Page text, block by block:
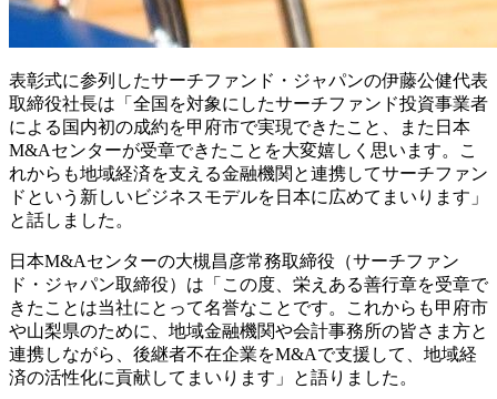
表彰式に参列したサーチファンド・ジャパンの伊藤公健代表
取締役社長は「全国を対象にしたサーチファンド投資事業者
による国内初の成約を甲府市で実現できたこと、また日本
M&Aセンターが受章できたことを大変嬉しく思います。こ
れからも地域経済を支える金融機関と連携してサーチファン
ドという新しいビジネスモデルを日本に広めてまいります」
と話しました。
日本M&Aセンターの大槻昌彦常務取締役（サーチファン
ド・ジャパン取締役）は「この度、栄えある善行章を受章で
きたことは当社にとって名誉なことです。これからも甲府市
や山梨県のために、地域金融機関や会計事務所の皆さま方と
連携しながら、後継者不在企業をM&Aで支援して、地域経
済の活性化に貢献してまいります」と語りました。